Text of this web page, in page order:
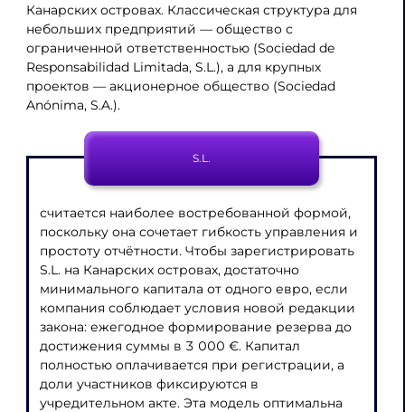
Канарских островах. Классическая структура для
небольших предприятий — общество с
ограниченной ответственностью (Sociedad de
Responsabilidad Limitada, S.L.), а для крупных
проектов — акционерное общество (Sociedad
Anónima, S.A.).
S.L.
считается наиболее востребованной формой,
поскольку она сочетает гибкость управления и
простоту отчётности. Чтобы зарегистрировать
S.L. на Канарских островах, достаточно
минимального капитала от одного евро, если
компания соблюдает условия новой редакции
закона: ежегодное формирование резерва до
достижения суммы в 3 000 €. Капитал
полностью оплачивается при регистрации, а
доли участников фиксируются в
учредительном акте. Эта модель оптимальна